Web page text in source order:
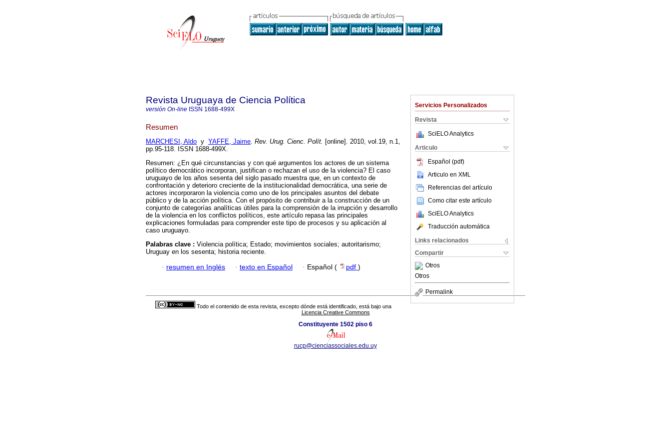
Servicios Personalizados
Revista
SciELO Analytics
Articulo
Español (pdf)
Articulo en XML
Referencias del artículo
Como citar este artículo
SciELO Analytics
Traducción automática
Links relacionados
Compartir
Otros
Otros
Permalink
Revista Uruguaya de Ciencia Política
versión On-line ISSN 1688-499X
Resumen
MARCHESI, Aldo y YAFFE, Jaime. Rev. Urug. Cienc. Polít. [online]. 2010, vol.19, n.1,
pp.95-118. ISSN 1688-499X.
Resumen: ¿En qué circunstancias y con qué argumentos los actores de un sistema
político democrático incorporan, justifican o rechazan el uso de la violencia? El caso
uruguayo de los años sesenta del siglo pasado muestra que, en un contexto de
confrontación y deterioro creciente de la institucionalidad democrática, una serie de
actores incorporaron la violencia como uno de los principales asuntos del debate
público y de la acción política. Con el propósito de contribuir a la construcción de un
conjunto de categorías analíticas útiles para la comprensión de la irrupción y desarrollo
de la violencia en los conflictos políticos, este artículo repasa las principales
explicaciones formuladas para comprender este tipo de procesos y su aplicación al
caso uruguayo.
Palabras clave : Violencia política; Estado; movimientos sociales; autoritarismo;
Uruguay en los sesenta; historia reciente.
· resumen en Inglés · texto en Español · Español ( pdf )
Todo el contenido de esta revista, excepto dónde está identificado, está bajo una
Licencia Creative Commons
Constituyente 1502 piso 6
rucp@cienciassociales.edu.uy